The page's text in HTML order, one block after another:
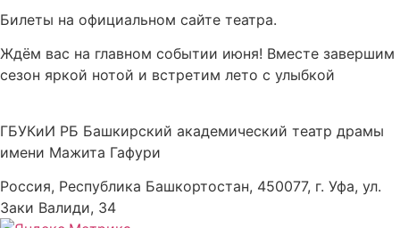
Билеты на официальном сайте театра.
Ждём вас на главном событии июня! Вместе завершим
сезон яркой нотой и встретим лето с улыбкой
ГБУКиИ РБ Башкирский академический театр драмы
имени Мажита Гафури
Россия, Республика Башкортостан, 450077, г. Уфа, ул.
Заки Валиди, 34